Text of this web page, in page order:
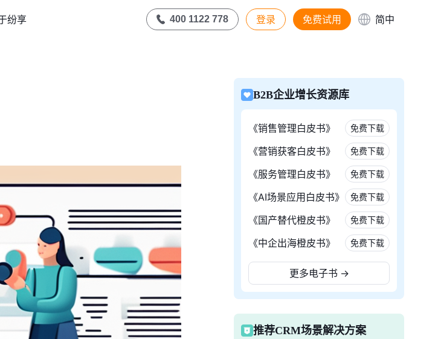
纷享 400 1122 778 登录 免费试用 简中
B2B企业增长资源库
《销售管理白皮书》 免费下载
《营销获客白皮书》 免费下载
《服务管理白皮书》 免费下载
《AI场景应用白皮书》 免费下载
《国产替代橙皮书》 免费下载
《中企出海橙皮书》 免费下载
更多电子书 →
推荐CRM场景解决方案